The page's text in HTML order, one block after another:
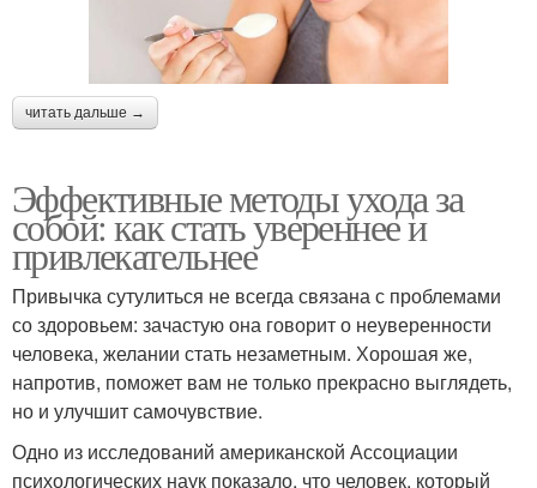
читать дальше →
Эффективные методы ухода за
собой: как стать увереннее и
привлекательнее
Привычка сутулиться не всегда связана с проблемами
со здоровьем: зачастую она говорит о неуверенности
человека, желании стать незаметным. Хорошая же,
напротив, поможет вам не только прекрасно выглядеть,
но и улучшит самочувствие.
Одно из исследований американской Ассоциации
психологических наук показало, что человек, который